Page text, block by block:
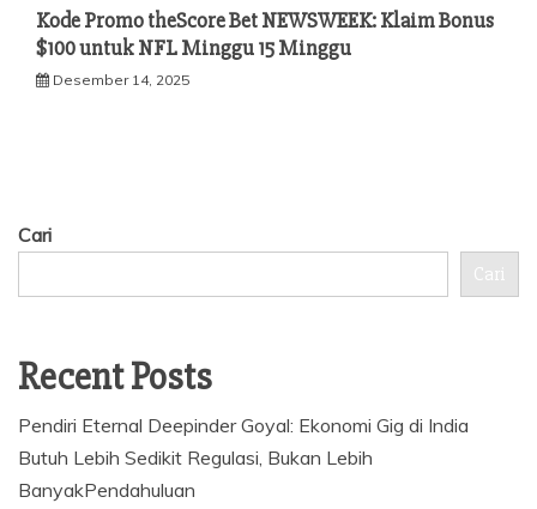
Kode Promo theScore Bet NEWSWEEK: Klaim Bonus
$100 untuk NFL Minggu 15 Minggu
Desember 14, 2025
Cari
Cari
Recent Posts
Pendiri Eternal Deepinder Goyal: Ekonomi Gig di India
Butuh Lebih Sedikit Regulasi, Bukan Lebih
BanyakPendahuluan